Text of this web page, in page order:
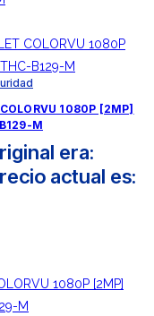
1080P [2MP]
M
era:
actual es: